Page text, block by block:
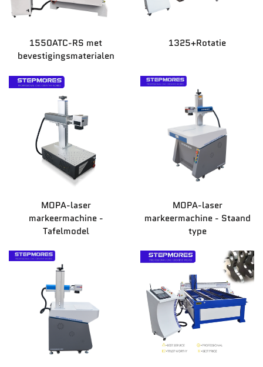
Nieuws
Contacteer Ons
1550ATC-RS met
bevestigingsmaterialen
1325+Rotatie
MOPA-laser
markeermachine -
Tafelmodel
MOPA-laser
markeermachine - Staand
type